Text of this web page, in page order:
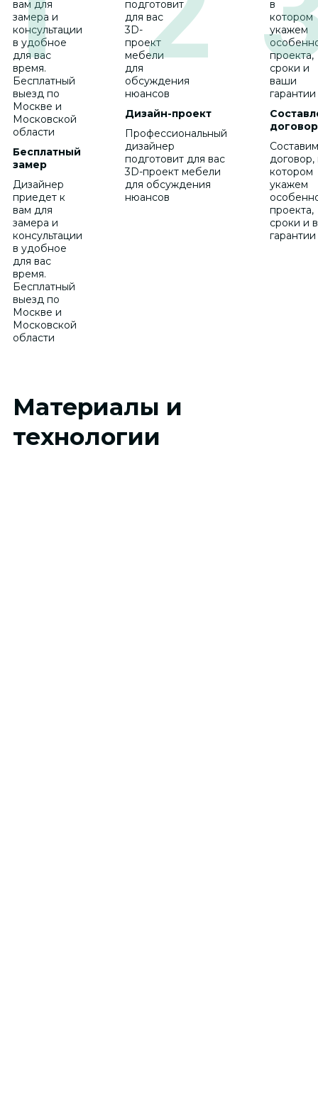
Бесплатный
замер
Дизайнер
приедет к
вам для
замера и
консультации
в удобное
для вас
время.
Бесплатный
выезд по
Москве и
Московской
области
Дизайн-проект
Профессиональный
дизайнер
подготовит для вас
3D-проект мебели
для обсуждения
нюансов
Составим
договор,
котором
укажем
проекта,
сроки и
гарантии
Материалы и
технологии